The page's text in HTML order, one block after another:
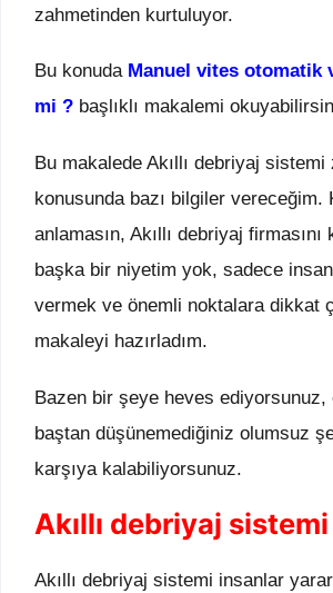
zahmetinden kurtuluyor.
Bu konuda Manuel vites otomatik
mi ? başlıklı makalemi
Bu makalede Akıllı debriyaj sistemi
konusunda bazı bilgiler vereceğim.
anlamasın, Akıllı debriyaj
başka bir niyetim yok, sadece
vermek ve önemli noktalara dikkat
makaleyi hazırladım.
Bazen bir şeye heves ediyorsunuz,
baştan düşünemediğiniz olumsuz
karşıya kalabiliyorsunuz.
Akıllı debriyaj
Akıllı debriyaj sistemi insanlar